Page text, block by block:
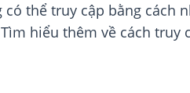
thể truy cập bằng cách
hiểu thêm về cách truy